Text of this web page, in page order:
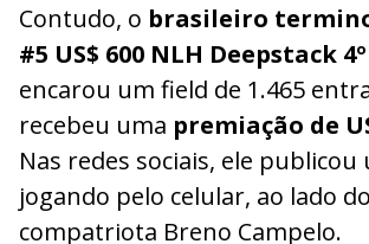
Contudo, o brasileiro
#5 US$ 600 NLH Deepstack
encarou um field de 1.465
recebeu uma premiação de
Nas redes sociais, ele publicou
jogando pelo celular, ao lado do
compatriota Breno Campelo.